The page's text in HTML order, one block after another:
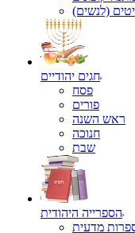
(לנשים)
חגים יהודיים
פסח
פורים
ראש השנה
חנוכה
שבת
הספרייה היהודית
מדעית